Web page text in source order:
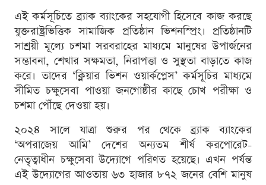
এই কর্মসূচিতে ব্র্যাক ব্যাংকের সহযোগী হিসেবে কাজ করছে
যুক্তরাষ্ট্রভিত্তিক সামাজিক প্রতিষ্ঠান ভিশনস্প্রিং। প্রতিষ্ঠানটি
সাশ্রয়ী মূল্যে চশমা সরবরাহের মাধ্যমে মানুষের উপার্জনের
সম্ভাবনা, শেখার সক্ষমতা, নিরাপত্তা ও সুস্থতা বাড়াতে কাজ
করে। তাদের ‘ক্লিয়ার ভিশন ওয়ার্কপ্লেস’ কর্মসূচির মাধ্যমে
সীমিত চক্ষুসেবা পাওয়া জনগোষ্ঠীর কাছে চোখ পরীক্ষা ও
চশমা পৌঁছে দেওয়া হয়।
২০২৪ সালে যাত্রা শুরুর পর থেকে ব্র্যাক ব্যাংকের
‘অপরাজেয় আমি’ দেশের অন্যতম শীর্ষ করপোরেট-
নেতৃত্বাধীন চক্ষুসেবা উদ্যোগে পরিণত হয়েছে। এখন পর্যন্ত
এই উদ্যোগের আওতায় ৬৩ হাজার ৮৭২ জনের বেশি মানুষ